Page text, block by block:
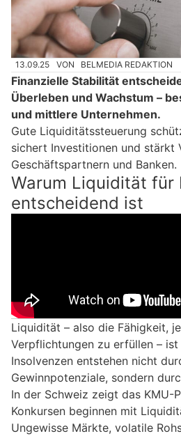
13.09.25 VON BELMEDIA REDAKTION
Finanzielle Stabilität
Überleben und Wachstum –
und mittlere Unternehmen.
Gute Liquiditätssteuerung
sichert Investitionen und stärkt
Geschäftspartnern und Banken.
Warum Liquidität für
entscheidend ist
Liquidität – also die Fähigkeit,
Verpflichtungen zu erfüllen –
Insolvenzen entstehen nicht
Gewinnpotenziale, sondern
In der Schweiz zeigt das KMU-
Konkursen beginnen mit
Ungewisse Märkte, volatile